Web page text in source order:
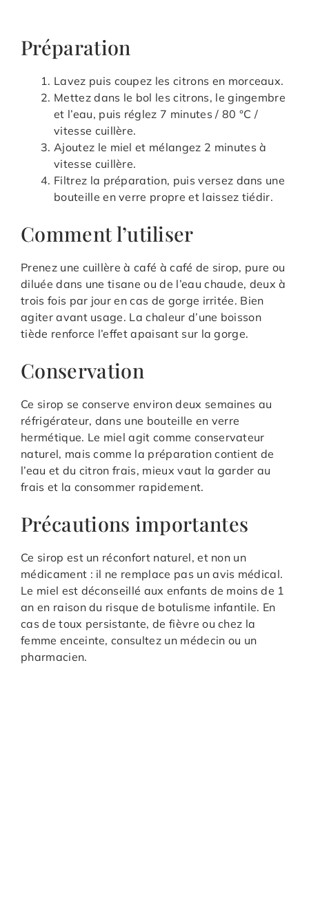
Préparation
Lavez puis coupez les citrons en morceaux.
Mettez dans le bol les citrons, le gingembre
et l’eau, puis réglez 7 minutes / 80 °C /
vitesse cuillère.
Ajoutez le miel et mélangez 2 minutes à
vitesse cuillère.
Filtrez la préparation, puis versez dans une
bouteille en verre propre et laissez tiédir.
Comment l’utiliser
Prenez une cuillère à café à café de sirop, pure ou
diluée dans une tisane ou de l’eau chaude, deux à
trois fois par jour en cas de gorge irritée. Bien
agiter avant usage. La chaleur d’une boisson
tiède renforce l’effet apaisant sur la gorge.
Conservation
Ce sirop se conserve environ deux semaines au
réfrigérateur, dans une bouteille en verre
hermétique. Le miel agit comme conservateur
naturel, mais comme la préparation contient de
l’eau et du citron frais, mieux vaut la garder au
frais et la consommer rapidement.
Précautions importantes
Ce sirop est un réconfort naturel, et non un
médicament : il ne remplace pas un avis médical.
Le miel est déconseillé aux enfants de moins de 1
an en raison du risque de botulisme infantile. En
cas de toux persistante, de fièvre ou chez la
femme enceinte, consultez un médecin ou un
pharmacien.